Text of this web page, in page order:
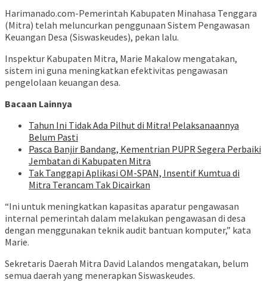
Harimanado.com-Pemerintah Kabupaten Minahasa Tenggara
(Mitra) telah meluncurkan penggunaan Sistem Pengawasan
Keuangan Desa (Siswaskeudes), pekan lalu.
Inspektur Kabupaten Mitra, Marie Makalow mengatakan,
sistem ini guna meningkatkan efektivitas pengawasan
pengelolaan keuangan desa.
Bacaan Lainnya
Tahun Ini Tidak Ada Pilhut di Mitra! Pelaksanaannya
Belum Pasti
Pasca Banjir Bandang, Kementrian PUPR Segera Perbaiki
Jembatan di Kabupaten Mitra
Tak Tanggapi Aplikasi OM-SPAN, Insentif Kumtua di
Mitra Terancam Tak Dicairkan
“Ini untuk meningkatkan kapasitas aparatur pengawasan
internal pemerintah dalam melakukan pengawasan di desa
dengan menggunakan teknik audit bantuan komputer,” kata
Marie.
Sekretaris Daerah Mitra David Lalandos mengatakan, belum
semua daerah yang menerapkan Siswaskeudes.